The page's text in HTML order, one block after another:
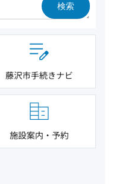
検索
藤沢市手続きナビ
施設案内・予約